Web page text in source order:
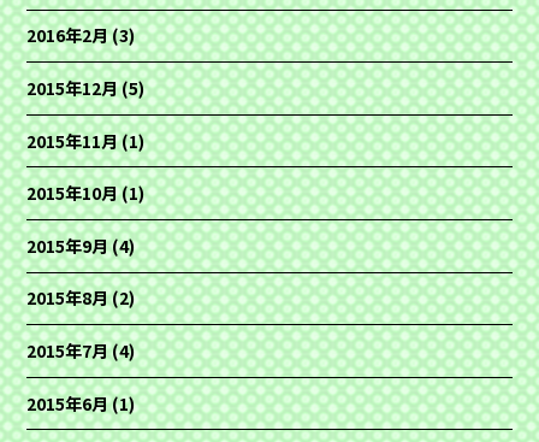
2016年2月(3)
2015年12月(5)
2015年11月(1)
2015年10月(1)
2015年9月(4)
2015年8月(2)
2015年7月(4)
2015年6月(1)